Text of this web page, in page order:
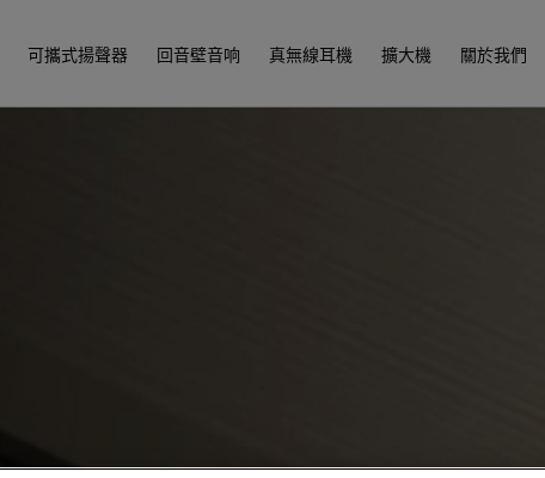
可攜式揚聲器 回音壁音响 真無線耳機 擴大機 關於我們